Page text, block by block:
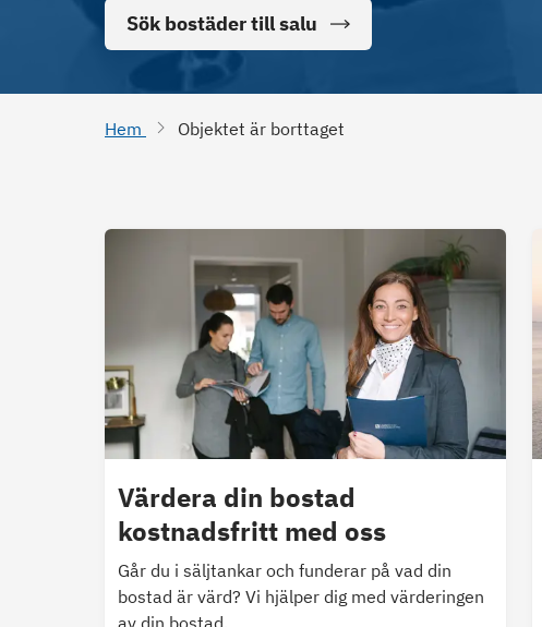
Sök bostäder till salu
Hem Objektet är borttaget
Värdera din bostad
kostnadsfritt med oss
Går du i säljtankar och funderar på vad din
bostad är värd? Vi hjälper dig med värderingen
av din bostad.